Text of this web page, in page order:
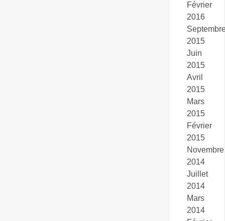
Février
2016
2015
Juin
2015
Avril
2015
Mars
2015
Février
2015
Novembre
2014
Juillet
2014
Mars
2014